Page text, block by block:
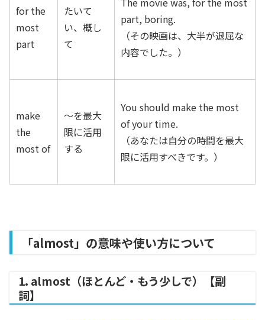
for the
most
part
たいて
い、概し
て
part, boring.
（その映画は、大半が退屈な
内容でした。）
make
the
most of
～を最大
限に活用
する
You should make the most
of your time.
（あなたは自分の時間を最大
限に活用すべきです。）
「almost」の意味や使い方について
1. almost（ほとんど・もう少しで）【副
詞】